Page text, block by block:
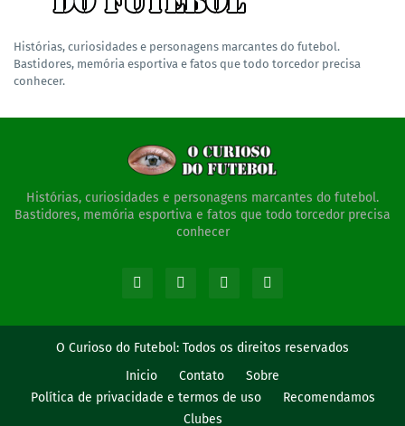
Histórias, curiosidades e personagens marcantes do futebol.
Bastidores, memória esportiva e fatos que todo torcedor precisa
conhecer.
Histórias, curiosidades e personagens marcantes do futebol.
Bastidores, memória esportiva e fatos que todo torcedor precisa
conhecer
O Curioso do Futebol: Todos os direitos reservados
Inicio
Contato
Sobre
Política de privacidade e termos de uso
Recomendamos
Clubes